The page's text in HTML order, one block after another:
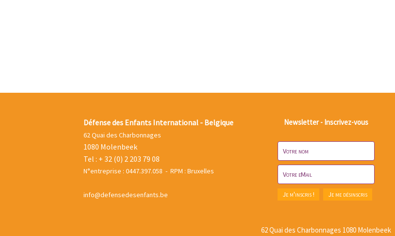
Défense des Enfants International - Belgique
62 Quai des Charbonnages
1080 Molenbeek
Tel : + 32 (0) 2 203 79 08
N°entreprise : 0447.397.058 - RPM : Bruxelles
info@defensedesenfants.be
Newsletter - Inscrivez-vous
62 Quai des Charbonnages 1080 Molenbeek